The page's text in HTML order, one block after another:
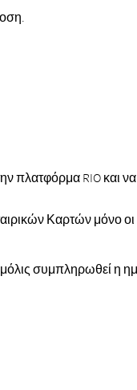
πλατφόρμα RIO και να
Καρτών μόνο οι
συμπληρωθεί η